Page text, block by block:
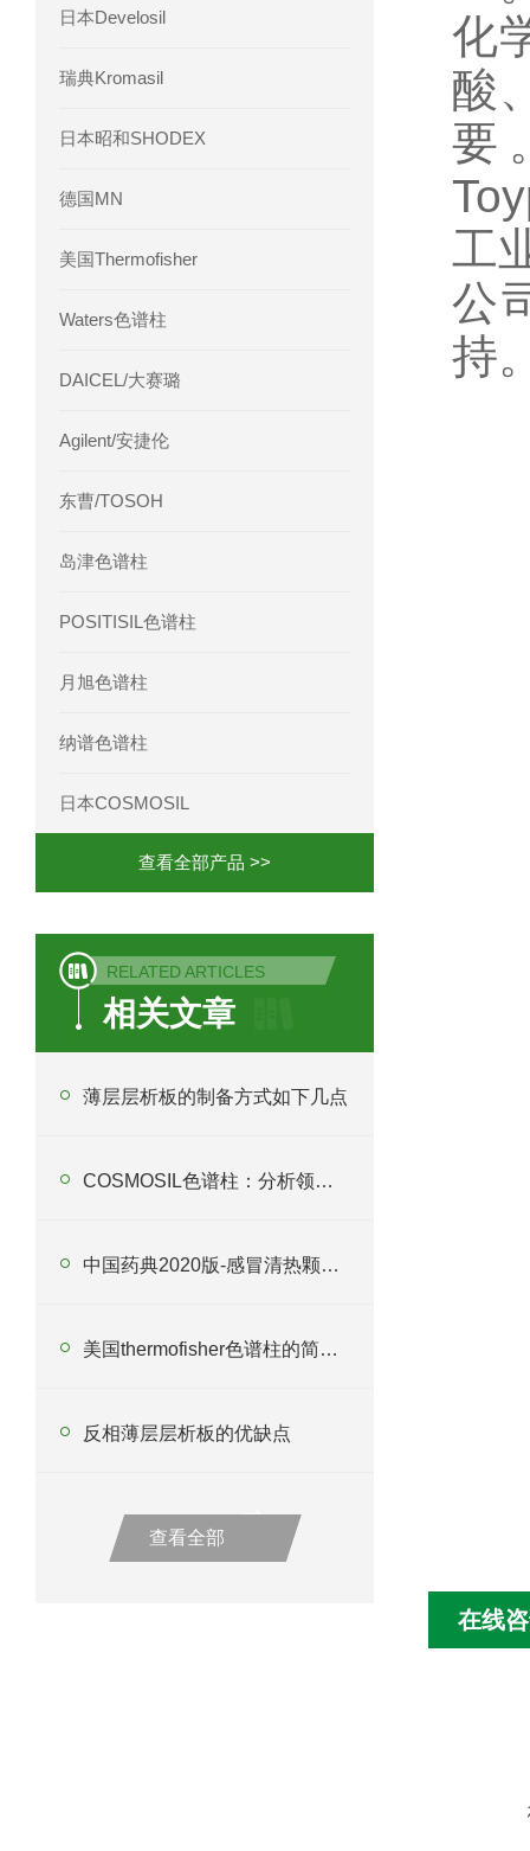
日本Develosil
瑞典Kromasil
日本昭和SHODEX
德国MN
美国Thermofisher
Waters色谱柱
DAICEL/大赛璐
Agilent/安捷伦
东曹/TOSOH
岛津色谱柱
POSITISIL色谱柱
月旭色谱柱
纳谱色谱柱
日本COSMOSIL
查看全部产品 >>
RELATED ARTICLES
相关文章
薄层层析板的制备方式如下几点
COSMOSIL色谱柱：分析领域的好选择
中国药典2020版-感冒清热颗粒含量的测定
美国thermofisher色谱柱的简单注意事项
反相薄层层析板的优缺点
查看全部
化
酸
要
工
公
持
在线